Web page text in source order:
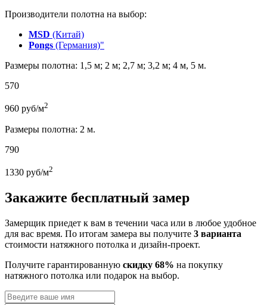
Производители полотна на выбор:
MSD (Китай)
Pongs (Германия)"
Размеры полотна: 1,5 м; 2 м; 2,7 м; 3,2 м; 4 м, 5 м.
570
960 руб/м2
Размеры полотна: 2 м.
790
1330 руб/м2
Закажите бесплатный замер
Замерщик приедет к вам в течении часа или в любое удобное
для вас время. По итогам замера вы получите 3 варианта
стоимости натяжного потолка и дизайн-проект.
Получите гарантированную скидку 68% на покупку
натяжного потолка или подарок на выбор.